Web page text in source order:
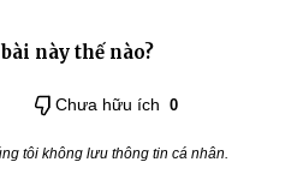
này thế nào?
Chưa hữu ích 0
tôi không lưu thông tin cá nhân.